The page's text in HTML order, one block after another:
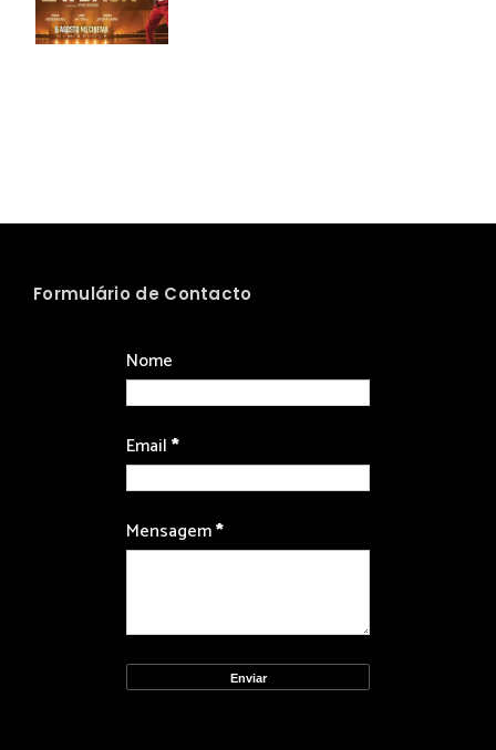
Formulário de Contacto
Nome
Email*
Mensagem*